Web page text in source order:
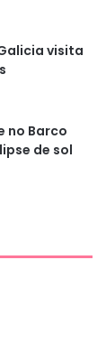
visita
no Barco
de sol